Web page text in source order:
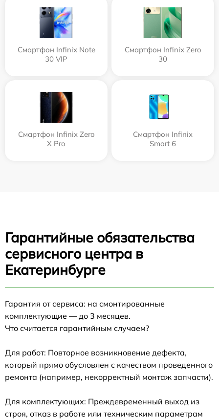
Смартфон Infinix Note
30 VIP
Смартфон Infinix Zero
30
Смартфон Infinix Zero
X Pro
Смартфон Infinix
Smart 6
Гарантийные обязательства
сервисного центра в
Екатеринбурге
Гарантия от сервиса: на смонтированные
комплектующие — до 3 месяцев.
Что считается гарантийным случаем?
Для работ: Повторное возникновение дефекта,
который прямо обусловлен с качеством проведенного
ремонта (например, некорректный монтаж запчасти).
Для комплектующих: Преждевременный выход из
строя, отказ в работе или техническим параметрам